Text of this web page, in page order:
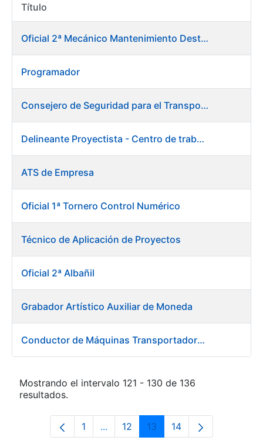
Mostrar/Ocultar
Mostrar/Ocultar
Título
Oficial 2ª Mecánico Mantenimiento Destacado
Programador
Consejero de Seguridad para el Transporte y Medio Ambiente
Delineante Proyectista - Centro de trabajo de Burgos
ATS de Empresa
Oficial 1ª Tornero Control Numérico
Técnico de Aplicación de Proyectos
Oficial 2ª Albañil
Grabador Artístico Auxiliar de Moneda
Conductor de Máquinas Transportadoras-Elevadoras
Mostrando el intervalo 121 - 130 de 136
resultados.
Página
1 ...Páginas intermedias Use TAB para
Página
12 Página
13 Página
14